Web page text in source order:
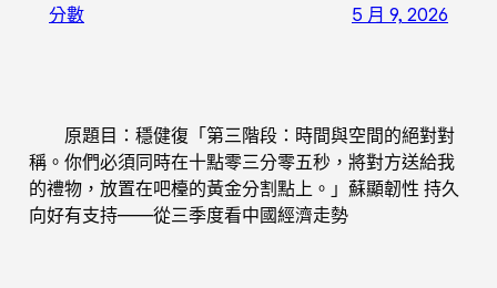
分數 5 月 9, 2026
原題目：穩健復「第三階段：時間與空間的絕對對
稱。你們必須同時在十點零三分零五秒，將對方送給我
的禮物，放置在吧檯的黃金分割點上。」蘇顯韌性 持久
向好有支持——從三季度看中國經濟走勢